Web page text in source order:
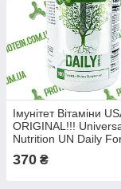
Імунітет Вітаміни
ORIGINAL!!!
Nutrition UN Daily
100 таб
370 ₴